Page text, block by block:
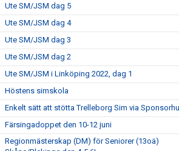
Ute SM/JSM dag 5
Ute SM/JSM dag 4
Ute SM/JSM dag 3
Ute SM/JSM dag 2
Ute SM/JSM i Linköping 2022, dag 1
Höstens simskola
Enkelt sätt att stötta Trelleborg Sim via
Färsingadoppet den 10-12 juni
Regionmästerskap (DM) för Seniorer (13oä)